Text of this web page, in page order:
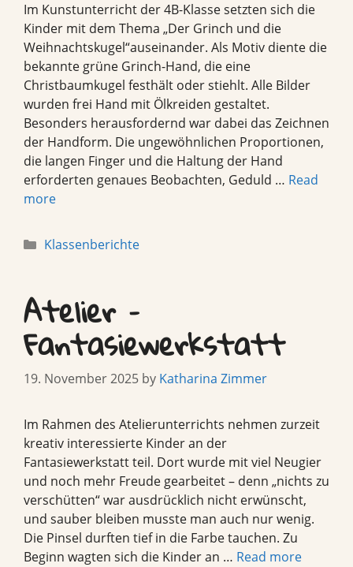
Im Kunstunterricht der 4B-Klasse setzten sich die
Kinder mit dem Thema „Der Grinch und die
Weihnachtskugel“auseinander. Als Motiv diente die
bekannte grüne Grinch-Hand, die eine
Christbaumkugel festhält oder stiehlt. Alle Bilder
wurden frei Hand mit Ölkreiden gestaltet.
Besonders herausfordernd war dabei das Zeichnen
der Handform. Die ungewöhnlichen Proportionen,
die langen Finger und die Haltung der Hand
erforderten genaues Beobachten, Geduld … Read
more
Categories
Klassenberichte
Atelier –
Fantasiewerkstatt
19. November 2025 by Katharina Zimmer
Im Rahmen des Atelierunterrichts nehmen zurzeit
kreativ interessierte Kinder an der
Fantasiewerkstatt teil. Dort wurde mit viel Neugier
und noch mehr Freude gearbeitet – denn „nichts zu
verschütten“ war ausdrücklich nicht erwünscht,
und sauber bleiben musste man auch nur wenig.
Die Pinsel durften tief in die Farbe tauchen. Zu
Beginn wagten sich die Kinder an … Read more